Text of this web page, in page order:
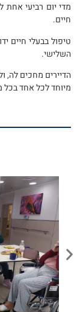
מדי יום רביעי אחת
חיים.
טיפול בבעלי חיים
השלישי.
הדיירים מחכים לה,
מיוחד לכל אחד